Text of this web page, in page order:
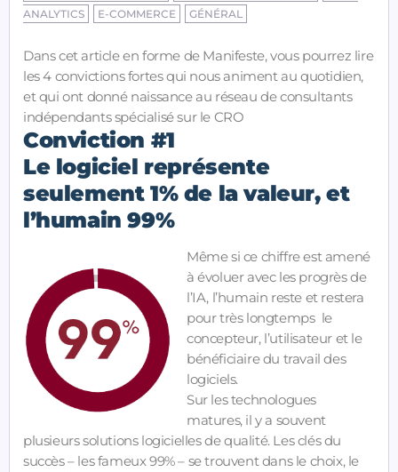
ANALYTICS
E-COMMERCE GÉNÉRAL
Dans cet article en forme de Manifeste, vous pourrez lire
les 4 convictions fortes qui nous animent au quotidien,
et qui ont donné naissance au réseau de consultants
indépendants spécialisé sur le CRO
Conviction #1
Le logiciel représente
seulement 1% de la valeur, et
l’humain 99%
Même si ce chiffre est amené
à évoluer avec les progrès de
l’IA, l’humain reste et restera
pour très longtemps le
concepteur, l’utilisateur et le
bénéficiaire du travail des
logiciels.
Sur les technologues
matures, il y a souvent
plusieurs solutions logicielles de qualité. Les clés du
succès – les fameux 99% – se trouvent dans le choix, le